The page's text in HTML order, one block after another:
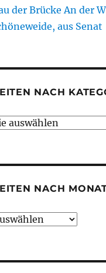
der Brücke An der
aus Senat
NACH
NACH